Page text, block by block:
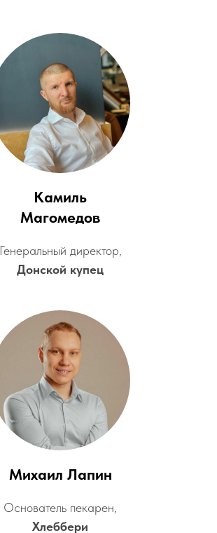
Камиль
Магомедов
Генеральный директор,
Донской купец
Михаил Лапин
Основатель пекарен,
Хлеббери